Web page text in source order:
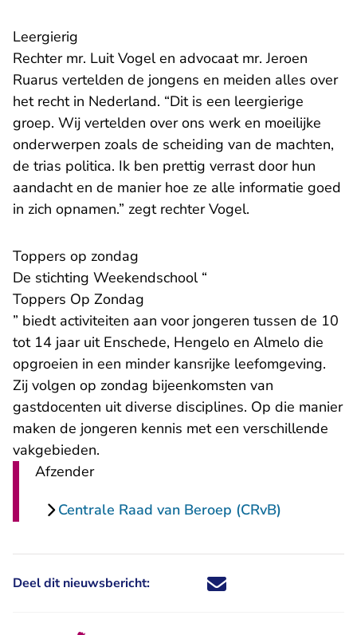
Leergierig
Rechter mr. Luit Vogel en advocaat mr. Jeroen
Ruarus vertelden de jongens en meiden alles over
het recht in Nederland. “Dit is een leergierige
groep. Wij vertelden over ons werk en moeilijke
onderwerpen zoals de scheiding van de machten,
de trias politica. Ik ben prettig verrast door hun
aandacht en de manier hoe ze alle informatie goed
in zich opnamen.” zegt rechter Vogel.
Toppers op zondag
De stichting Weekendschool “
Toppers Op Zondag
” biedt activiteiten aan voor jongeren tussen de 10
tot 14 jaar uit Enschede, Hengelo en Almelo die
opgroeien in een minder kansrijke leefomgeving.
Zij volgen op zondag bijeenkomsten van
gastdocenten uit diverse disciplines. Op die manier
maken de jongeren kennis met een verschillende
vakgebieden.
Afzender
Centrale Raad van Beroep (CRvB)
Deel dit nieuwsbericht: Deel dit nieuwsbericht via X -
Deel dit nieuwsbericht via
Deel dit nieuwsbericht
Deel dit